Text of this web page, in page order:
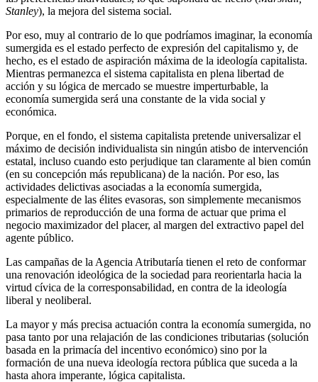
Stanley), la mejora del sistema social.
Por eso, muy al contrario de lo que podríamos imaginar, la economía
sumergida es el estado perfecto de expresión del capitalismo y, de
hecho, es el estado de aspiración máxima de la ideología capitalista.
Mientras permanezca el sistema capitalista en plena libertad de
acción y su lógica de mercado se muestre imperturbable, la
economía sumergida será una constante de la vida social y
económica.
Porque, en el fondo, el sistema capitalista pretende universalizar el
máximo de decisión individualista sin ningún atisbo de intervención
estatal, incluso cuando esto perjudique tan claramente al bien común
(en su concepción más republicana) de la nación. Por eso, las
actividades delictivas asociadas a la economía sumergida,
especialmente de las élites evasoras, son simplemente mecanismos
primarios de reproducción de una forma de actuar que prima el
negocio maximizador del placer, al margen del extractivo papel del
agente público.
Las campañas de la Agencia Atributaría tienen el reto de conformar
una renovación ideológica de la sociedad para reorientarla hacia la
virtud cívica de la corresponsabilidad, en contra de la ideología
liberal y neoliberal.
La mayor y más precisa actuación contra la economía sumergida, no
pasa tanto por una relajación de las condiciones tributarias (solución
basada en la primacía del incentivo económico) sino por la
formación de una nueva ideología rectora pública que suceda a la
hasta ahora imperante, lógica capitalista.